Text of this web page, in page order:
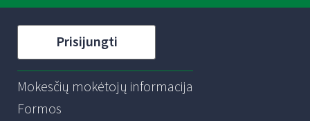
Prisijungti
Mokesčių mokėtojų informacija
Formos